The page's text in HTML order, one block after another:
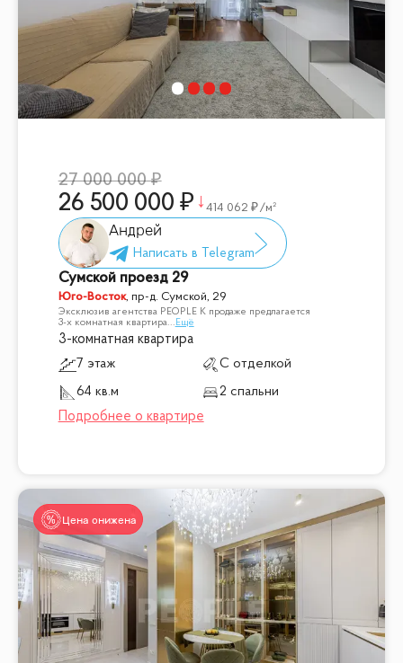
27 000 000
26 500 000 414 062 /м²
Андрей
Сумской проезд 29
Юго-Восток, пр-д. Сумской, 29
Эксклюзив агентства PEOPLE К продаже предлагается
3-х комнатная квартира... Ещё
3-комнатная квартира
7 этаж
С отделкой
64 кв.м
2 спальни
Цена снижена